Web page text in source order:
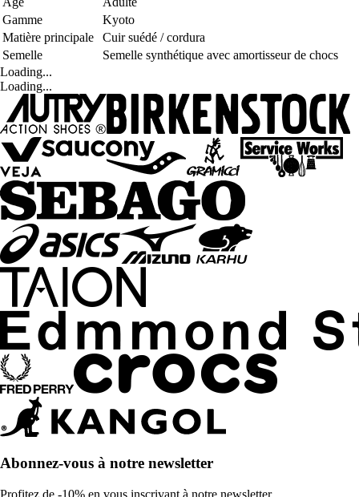
Gamme
Kyoto
Matière principale
Cuir suédé / cordura
Semelle
Semelle synthétique avec amortisseur de chocs
Loading...
Loading...
Abonnez-vous à notre newsletter
Profitez de -10% en vous inscrivant à notre newsletter